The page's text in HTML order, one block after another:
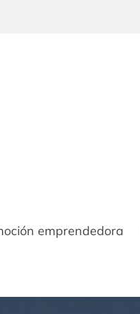
emprendedora